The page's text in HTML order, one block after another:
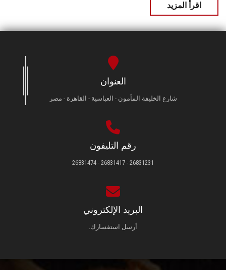
اقرأ المزيد
العنوان
شارع الخليفة المأمون - العباسية - القاهرة - مصر
رقم التليفون
26831231 - 26831417 - 26831474
البريد الإلكتروني
أرسل استفسارك.